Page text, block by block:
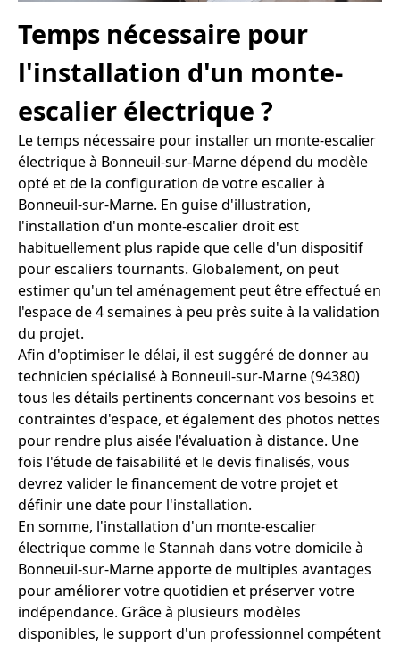
Temps nécessaire pour
l'installation d'un monte-
escalier électrique ?
Le temps nécessaire pour installer un monte-escalier
électrique à Bonneuil-sur-Marne dépend du modèle
opté et de la configuration de votre escalier à
Bonneuil-sur-Marne. En guise d'illustration,
l'installation d'un monte-escalier droit est
habituellement plus rapide que celle d'un dispositif
pour escaliers tournants. Globalement, on peut
estimer qu'un tel aménagement peut être effectué en
l'espace de 4 semaines à peu près suite à la validation
du projet.
Afin d'optimiser le délai, il est suggéré de donner au
technicien spécialisé à Bonneuil-sur-Marne (94380)
tous les détails pertinents concernant vos besoins et
contraintes d'espace, et également des photos nettes
pour rendre plus aisée l'évaluation à distance. Une
fois l'étude de faisabilité et le devis finalisés, vous
devrez valider le financement de votre projet et
définir une date pour l'installation.
En somme, l'installation d'un monte-escalier
électrique comme le Stannah dans votre domicile à
Bonneuil-sur-Marne apporte de multiples avantages
pour améliorer votre quotidien et préserver votre
indépendance. Grâce à plusieurs modèles
disponibles, le support d'un professionnel compétent